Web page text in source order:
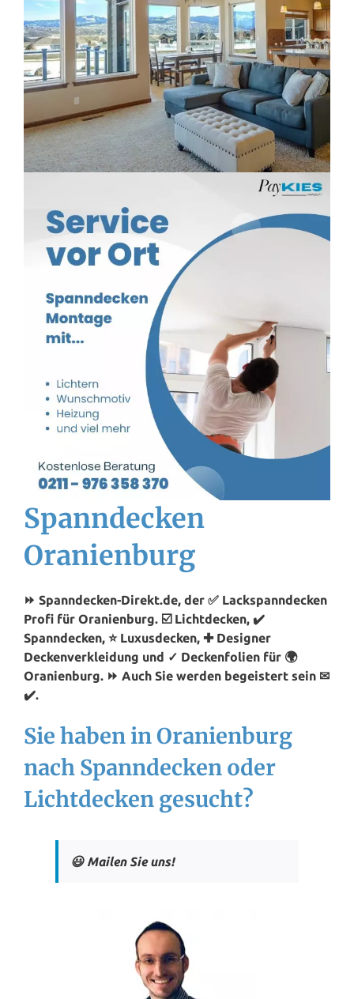
Spanndecken
Oranienburg
⏩ Spanndecken-Direkt.de, der ✅ Lackspanndecken
Profi für Oranienburg. ☑️ Lichtdecken, ✔️
Spanndecken, ⭐ Luxusdecken, ✚ Designer
Deckenverkleidung und ✓ Deckenfolien für 🌍
Oranienburg. ⏩ Auch Sie werden begeistert sein ✉
✔️.
Sie haben in Oranienburg
nach Spanndecken oder
Lichtdecken gesucht?
😃 Mailen Sie uns!